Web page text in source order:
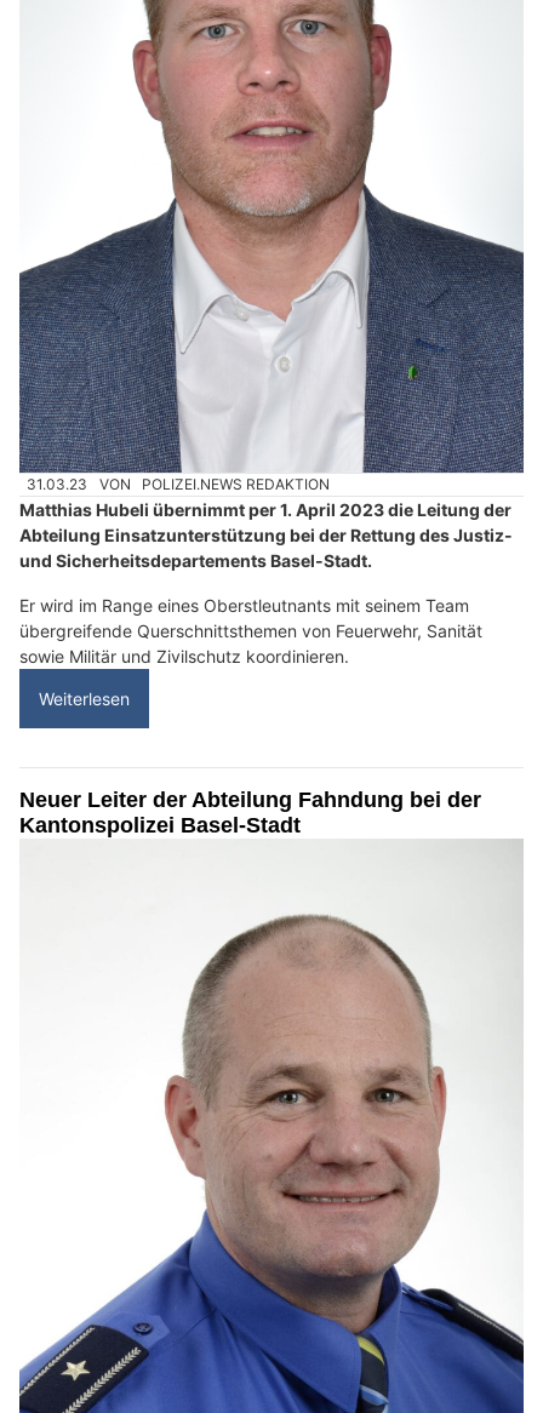
31.03.23 VON POLIZEI.NEWS REDAKTION
Matthias Hubeli übernimmt per 1. April 2023 die Leitung der
Abteilung Einsatzunterstützung bei der Rettung des Justiz-
und Sicherheitsdepartements Basel-Stadt.
Er wird im Range eines Oberstleutnants mit seinem Team
übergreifende Querschnittsthemen von Feuerwehr, Sanität
sowie Militär und Zivilschutz koordinieren.
Weiterlesen
Neuer Leiter der Abteilung Fahndung bei der
Kantonspolizei Basel-Stadt